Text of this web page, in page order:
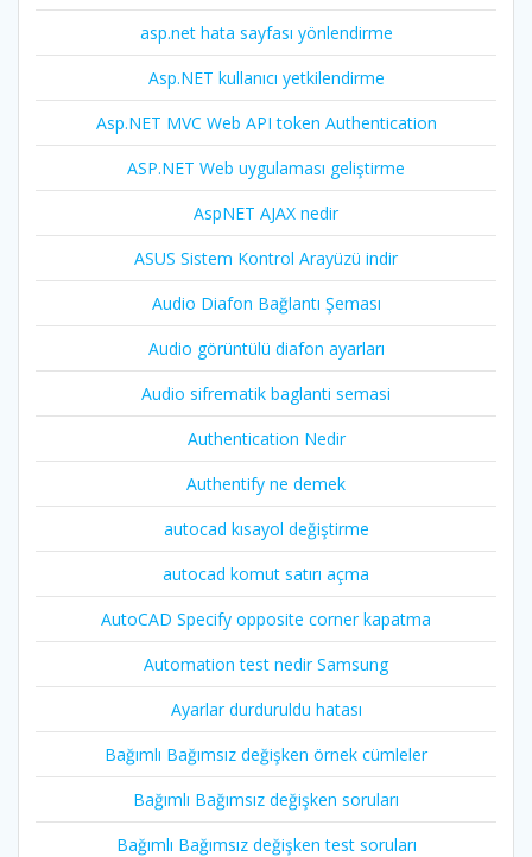
asp.net hata sayfası yönlendirme
Asp.NET kullanıcı yetkilendirme
Asp.NET MVC Web API token Authentication
ASP.NET Web uygulaması geliştirme
AspNET AJAX nedir
ASUS Sistem Kontrol Arayüzü indir
Audio Diafon Bağlantı Şeması
Audio görüntülü diafon ayarları
Audio sifrematik baglanti semasi
Authentication Nedir
Authentify ne demek
autocad kısayol değiştirme
autocad komut satırı açma
AutoCAD Specify opposite corner kapatma
Automation test nedir Samsung
Ayarlar durduruldu hatası
Bağımlı Bağımsız değişken örnek cümleler
Bağımlı Bağımsız değişken soruları
Bağımlı Bağımsız değişken test soruları